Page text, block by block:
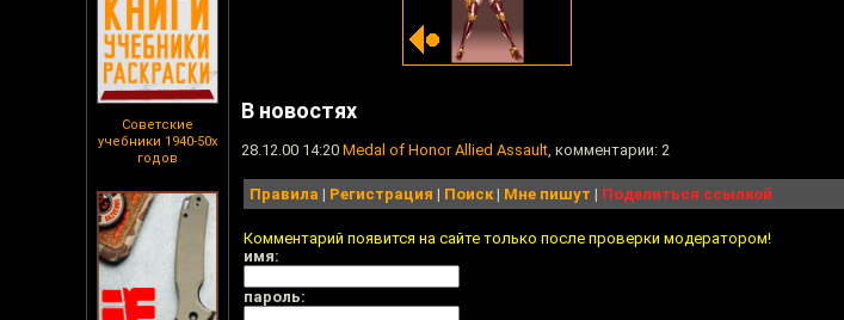
Советские
учебники 1940-50х
годов
В новостях
28.12.00 14:20 Medal of Honor Allied Assault, комментарии: 2
Правила | Регистрация | Поиск| Мне пишут | Поделиться ссылкой
Комментарий появится на сайте только после проверки модератором!
имя:
пароль: